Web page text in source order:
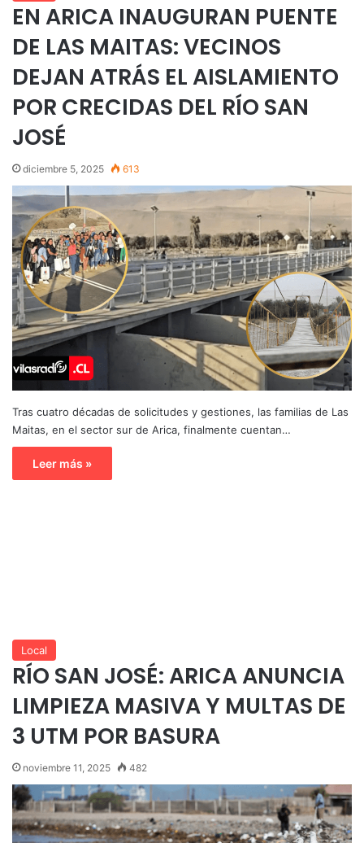
EN ARICA INAUGURAN PUENTE
DE LAS MAITAS: VECINOS
DEJAN ATRÁS EL AISLAMIENTO
POR CRECIDAS DEL RÍO SAN
JOSÉ
diciembre 5, 2025 613
Tras cuatro décadas de solicitudes y gestiones, las familias de Las
Maitas, en el sector sur de Arica, finalmente cuentan…
Leer más »
Local
RÍO SAN JOSÉ: ARICA ANUNCIA
LIMPIEZA MASIVA Y MULTAS DE
3 UTM POR BASURA
noviembre 11, 2025 482